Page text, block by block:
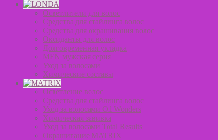
Осветлители для волос
Средства для стайлинга волос
Средства для окрашивания волос
Оксиданты для волос
Долговременная укладка
MEN мужская серия
Уход за волосами
Химические составы
Осветление волос
Средства для стайлинга волос
Уход за волосами Oil Wonders
Химическая завивка
Уход за волосами Total Results
Окрашивание MATRIX